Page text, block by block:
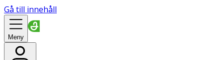
Gå till innehåll
Meny